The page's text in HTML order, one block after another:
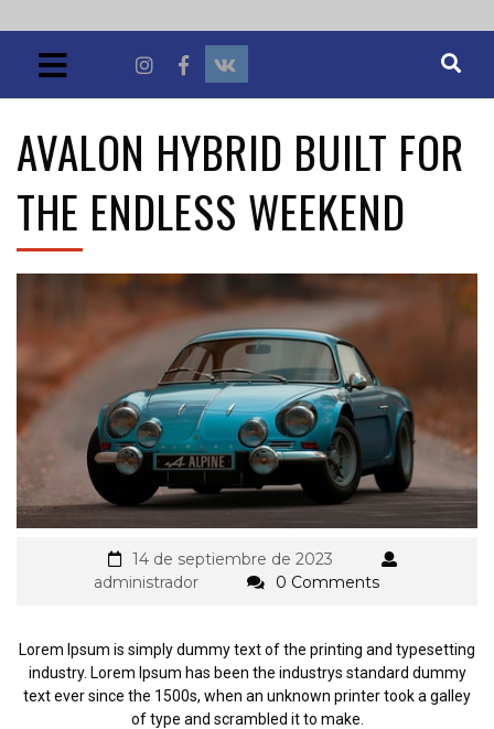
AVALON HYBRID BUILT FOR
THE ENDLESS WEEKEND
14 de septiembre de 2023
administrador
0 Comments
Lorem Ipsum is simply dummy text of the printing and typesetting
industry. Lorem Ipsum has been the industrys standard dummy
text ever since the 1500s, when an unknown printer took a galley
of type and scrambled it to make.